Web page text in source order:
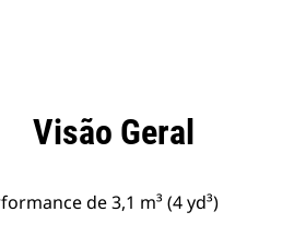
Visão Geral
de 3,1 m³ (4 yd³)